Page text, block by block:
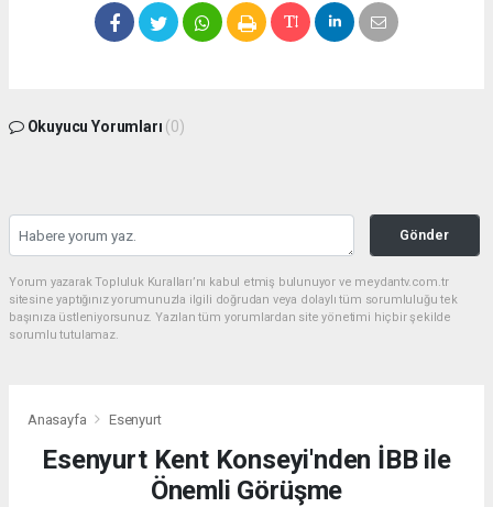
Okuyucu Yorumları (0)
Gönder
Yorum yazarak Topluluk Kuralları’nı kabul etmiş bulunuyor ve meydantv.com.tr
sitesine yaptığınız yorumunuzla ilgili doğrudan veya dolaylı tüm sorumluluğu tek
başınıza üstleniyorsunuz. Yazılan tüm yorumlardan site yönetimi hiçbir şekilde
sorumlu tutulamaz.
Anasayfa Esenyurt
Esenyurt Kent Konseyi'nden İBB ile
Önemli Görüşme